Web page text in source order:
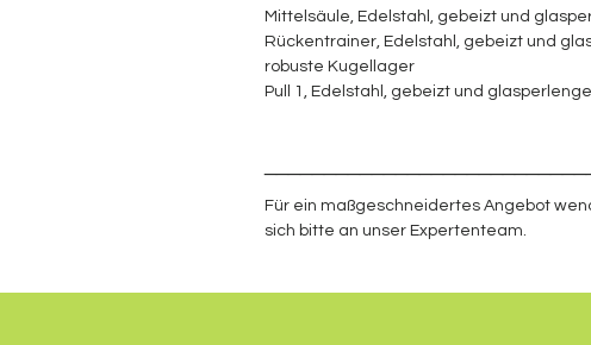
Mittelsäule, Edelstahl, gebeizt und
Rückentrainer, Edelstahl, gebeizt und
robuste Kugellager
Pull 1, Edelstahl, gebeizt und
Für ein maßgeschneidertes Angebot
sich bitte an unser Expertenteam.